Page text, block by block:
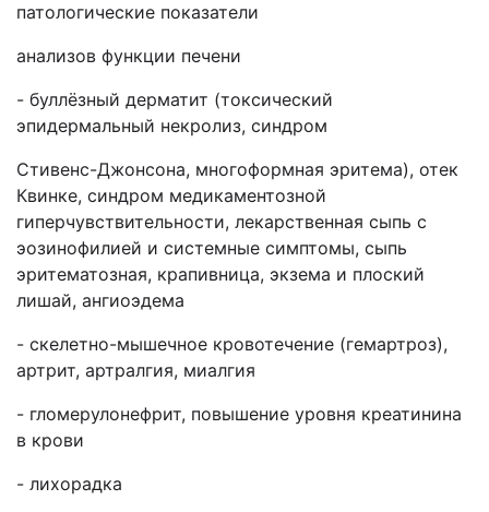
патологические показатели
анализов функции печени
- буллёзный дерматит (токсический
эпидермальный некролиз, синдром
Стивенс-Джонсона, многоформная эритема), отек
Квинке, синдром медикаментозной
гиперчувствительности, лекарственная сыпь с
эозинофилией и системные симптомы, сыпь
эритематозная, крапивница, экзема и плоский
лишай, ангиоэдема
- скелетно-мышечное кровотечение (гемартроз),
артрит, артралгия, миалгия
- гломерулонефрит, повышение уровня креатинина
в крови
- лихорадка